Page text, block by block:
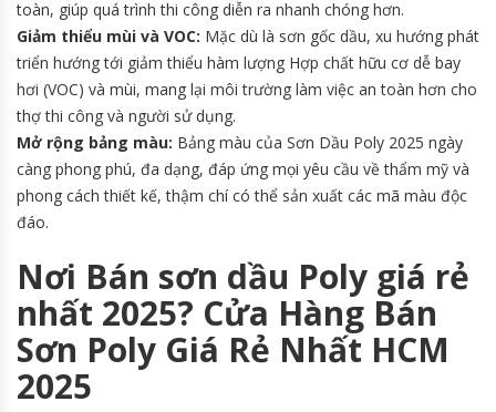
toàn, giúp quá trình thi công diễn ra nhanh chóng hơn.
Giảm thiểu mùi và VOC: Mặc dù là sơn gốc dầu, xu hướng phát
triển hướng tới giảm thiểu hàm lượng Hợp chất hữu cơ dễ bay
hơi (VOC) và mùi, mang lại môi trường làm việc an toàn hơn cho
thợ thi công và người sử dụng.
Mở rộng bảng màu: Bảng màu của Sơn Dầu Poly 2025 ngày
càng phong phú, đa dạng, đáp ứng mọi yêu cầu về thẩm mỹ và
phong cách thiết kế, thậm chí có thể sản xuất các mã màu độc
đáo.
Nơi Bán sơn dầu Poly giá rẻ
nhất 2025? Cửa Hàng Bán
Sơn Poly Giá Rẻ Nhất HCM
2025